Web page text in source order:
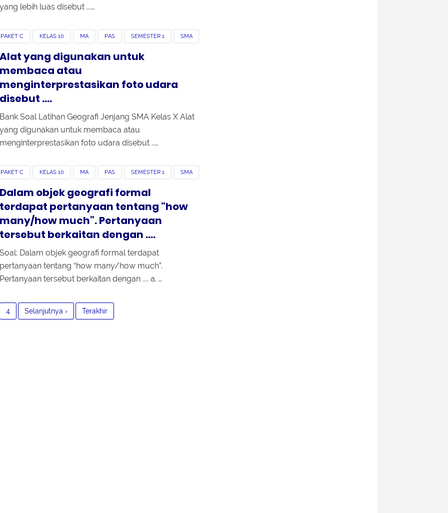
yang lebih luas disebut ...…
C KELAS 10 MA PAS SEMESTER 1 SMA
Alat yang digunakan untuk
membaca atau
menginterprestasikan foto udara
disebut ....
Bank Soal Latihan Geografi Jenjang SMA Kelas X Alat
yang digunakan untuk membaca atau
menginterprestasikan foto udara disebut ..…
C KELAS 10 MA PAS SEMESTER 1 SMA
Dalam objek geografi formal
terdapat pertanyaan tentang “how
many/how much”. Pertanyaan
tersebut berkaitan dengan ....
Soal: Dalam objek geografi formal terdapat
pertanyaan tentang “how many/how much”.
Pertanyaan tersebut berkaitan dengan .... a. …
4 Selanjutnya › Terakhir